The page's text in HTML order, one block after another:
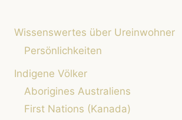
BEDEUTUNG
IN
WELT
Wissenswertes über Ureinwohner
Persönlichkeiten
Indigene Völker
Aborigines Australiens
First Nations (Kanada)